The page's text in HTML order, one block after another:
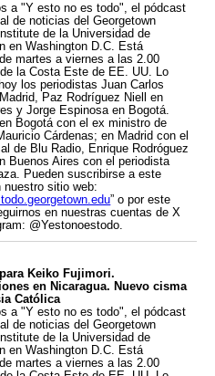
a "Y esto no es todo", el pódcast
de noticias del Georgetown
de la Universidad de
en Washington D.C. Está
martes a viernes a las 2.00
la Costa Este de EE. UU. Lo
los periodistas Juan Carlos
Paz Rodríguez Niell en
y Jorge Espinosa en Bogotá.
Bogotá con el ex ministro de
Cárdenas; en Madrid con el
de Blu Radio, Enrique Rodróguez
Buenos Aires con el periodista
Pueden suscribirse a este
nuestro sitio web:
” o por este
en nuestras cuentas de X
@Yestonoestodo.
Keiko Fujimori.
en Nicaragua. Nuevo cisma
Católica
a "Y esto no es todo", el pódcast
de noticias del Georgetown
de la Universidad de
en Washington D.C. Está
martes a viernes a las 2.00